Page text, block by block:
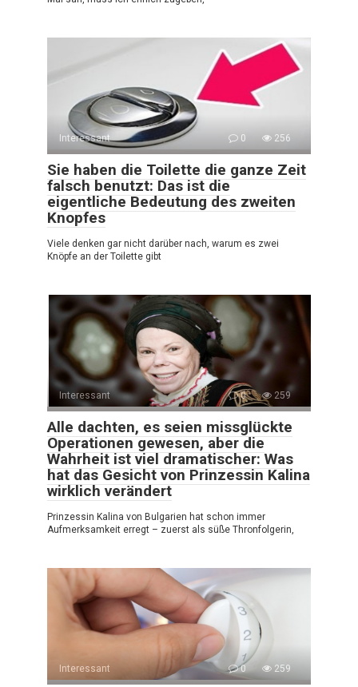
Interessant 0 256
Sie haben die Toilette die ganze Zeit
falsch benutzt: Das ist die
eigentliche Bedeutung des zweiten
Knopfes
Viele denken gar nicht darüber nach, warum es zwei
Knöpfe an der Toilette gibt
Interessant 0 259
Alle dachten, es seien missglückte
Operationen gewesen, aber die
Wahrheit ist viel dramatischer: Was
hat das Gesicht von Prinzessin Kalina
wirklich verändert
Prinzessin Kalina von Bulgarien hat schon immer
Aufmerksamkeit erregt – zuerst als süße Thronfolgerin,
Interessant 0 259